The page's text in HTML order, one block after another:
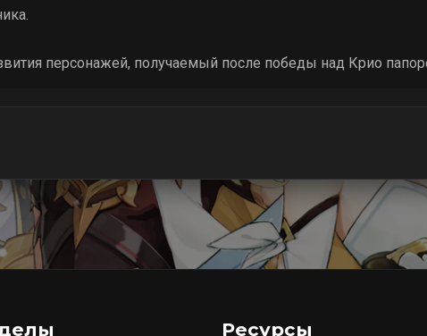
персонажей, получаемый после победы над Крио
Ресурсы